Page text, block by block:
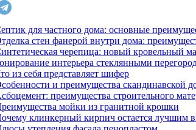
для частного дома: основные
стен фанерой внутри дома:
черепица: новый кровельный
интерьера стеклянными
из себя представляет шифер
и преимущества скандинавской
преимущества строительного
мойки из гранитной крошки
клинкерный кирпич остается лучшим